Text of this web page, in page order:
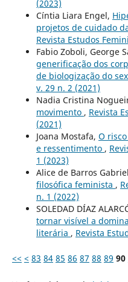
(2023)
Cíntia Liara Engel,
projetos de cuidado
Revista Estudos
Fabio Zoboli, George
generificação dos
de biologização do
v. 29 n. 2 (2021)
Nadia Cristina
movimento , Revista
(2021)
Joana Mostafa, O
e ressentimento ,
1 (2023)
Alice de Barros
filosófica feminista ,
n. 1 (2022)
SOLEDAD DÍAZ
tornar visível a
literária , Revista
<< < 83 84 85 86 87 88 89 90